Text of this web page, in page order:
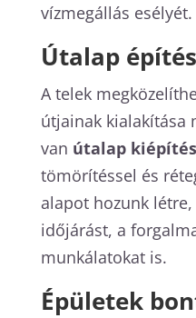
vízmegállás esélyét.
Útalap építés
A telek
útjainak kialakítása
van útalap
tömörítéssel és
alapot hozunk
időjárást, a
munkálatokat is.
Épületek